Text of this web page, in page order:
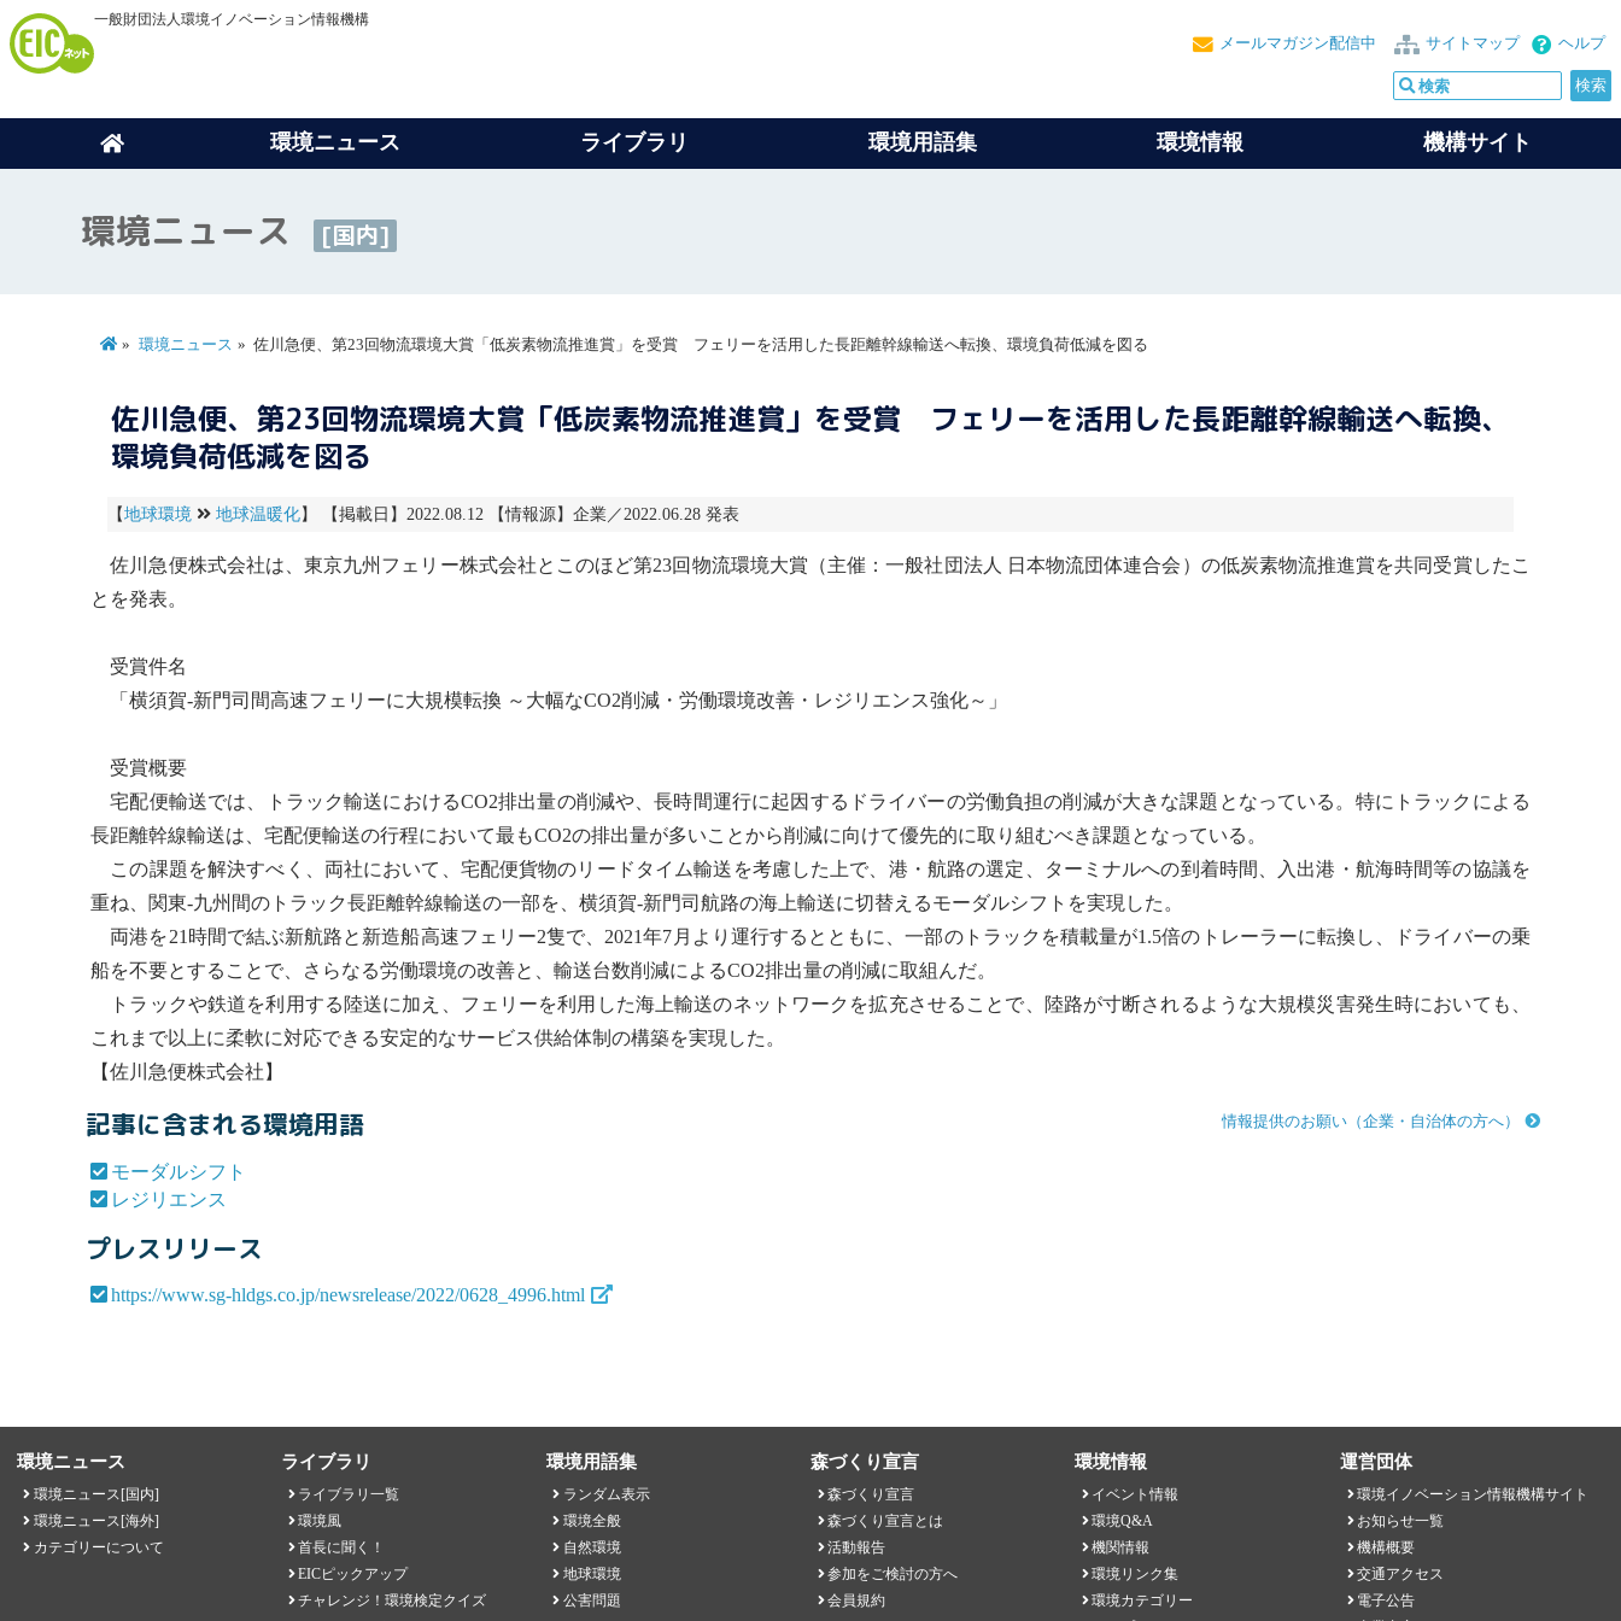
一般財団法人環境イノベーション情報機構
ヘルプ
サイトマップ
メールマガジン配信中
環境ニュース ライブラリ 環境用語集 環境情報 機構サイト
環境ニュース [国内]
環境ニュース 佐川急便、第23回物流環境大賞「低炭素物流推進賞」を受賞 フェリーを活用した長距離幹線輸送へ転換、環境負荷低減を図る
佐川急便、第23回物流環境大賞「低炭素物流推進賞」を受賞 フェリーを活用した長距離幹線輸送へ転換、
環境負荷低減を図る
【地球環境 地球温暖化】 【掲載日】2022.08.12 【情報源】企業／2022.06.28 発表
佐川急便株式会社は、東京九州フェリー株式会社とこのほど第23回物流環境大賞（主催：一般社団法人 日本物流団体連合会）の低炭素物流推進賞を共同受賞したこ
とを発表。
受賞件名
「横須賀-新門司間高速フェリーに大規模転換 ～大幅なCO2削減・労働環境改善・ レジリエンス強化～」
受賞概要
宅配便輸送では、トラック輸送におけるCO2排出量の削減や、長時間運行に起因するドライバーの労働負担の削減が大きな課題となっている。特にトラックによる
長距離幹線輸送は、宅配便輸送の行程において最もCO2の排出量が多いことから削減に向けて優先的に取り組むべき課題となっている。
この課題を解決すべく、両社において、宅配便貨物のリードタイム輸送を考慮した上で、港・航路の選定、ターミナルへの到着時間、入出港・航海時間等の協議を
重ね、関東-九州間のトラック長距離幹線輸送の一部を、横須賀-新門司航路の海上輸送に切替えるモーダルシフト を実現した。
両港を21時間で結ぶ新航路と新造船高速フェリー2隻で、2021年7月より運行するとともに、一部のトラックを積載量が1.5倍のトレーラーに転換し、ドライバーの乗
船を不要とすることで、さらなる労働環境の改善と、輸送台数削減によるCO2排出量の削減に取組んだ。
トラックや鉄道を利用する陸送に加え、フェリーを利用した海上輸送のネットワークを拡充させることで、陸路が寸断されるような大規模災害発生時においても、
これまで以上に柔軟に対応できる安定的なサービス供給体制の構築を実現した。
【佐川急便株式会社】
情報提供のお願い（企業・自治体の方へ）
記事に含まれる環境用語
モーダルシフト
レジリエンス
プレスリリース
https://www.sg-hldgs.co.jp/newsrelease/2022/0628_4996.html
環境ニュース
環境ニュース[国内]
環境ニュース[海外]
カテゴリーについて
ライブラリ
ライブラリ一覧
環境風
首長に聞く！
EICピックアップ
チャレンジ！環境検定クイズ
環境用語集
ランダム表示
環境全般
自然環境
地球環境
公害問題
森づくり宣言
森づくり宣言
森づくり宣言とは
活動報告
参加をご検討の方へ
会員規約
環境情報
イベント情報
環境Q&A
機関情報
環境リンク集
環境カテゴリー
運営団体
環境イノベーション情報機構サイト
お知らせ一覧
機構概要
交通アクセス
電子公告